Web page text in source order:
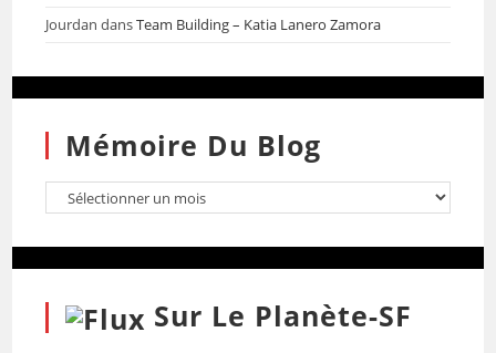
Jourdan dansTeam Building – Katia Lanero Zamora
Mémoire Du Blog
Sur Le Planète-SF